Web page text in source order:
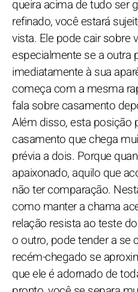
queira acima de tudo ser
refinado, você estará
vista. Ele pode cair sobre
especialmente se a outra
imediatamente à sua
começa com a mesma
fala sobre casamento
Além disso, esta posição
casamento que chega
prévia a dois. Porque
apaixonado, aquilo que
não ter comparação.
como manter a chama
relação resista ao teste
o outro, pode tender a se
recém-chegado se
que ele é adornado de